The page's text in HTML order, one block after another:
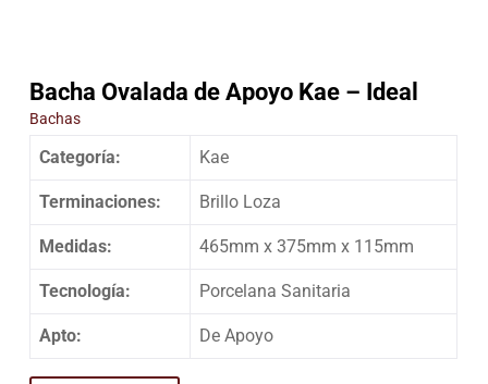
Bacha Ovalada de Apoyo Kae – Ideal
Bachas
Categoría: Kae
Terminaciones: Brillo Loza
Medidas: 465mm x 375mm x 115mm
Tecnología: Porcelana Sanitaria
Apto: De Apoyo